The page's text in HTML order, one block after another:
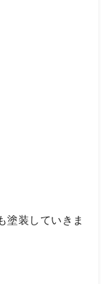
塗装していきま